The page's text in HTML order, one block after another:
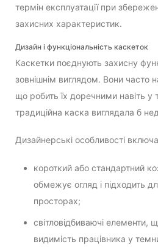
термін експлуатації при
захисних характеристик.
Дизайн і функціональність каскеток
Каскетки поєднують захисну
зовнішнім виглядом. Вони часто
що робить їх доречними навіть
традиційна каска виглядала б
Дизайнерські особливості
короткий або стандартний
обмежує огляд і підходить
просторах;
світловідбиваючі елементи,
видимість працівника у